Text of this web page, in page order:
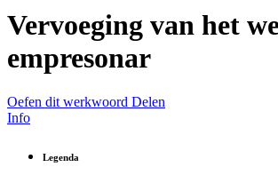
Vervoeging van het
empresonar
Oefen dit werkwoord Delen
Info
Legenda